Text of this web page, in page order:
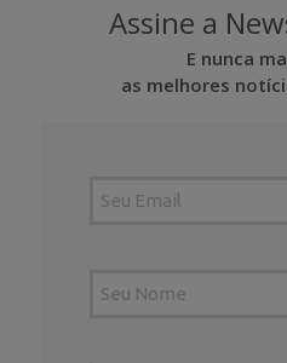
Assine a
E nunca
as melhores